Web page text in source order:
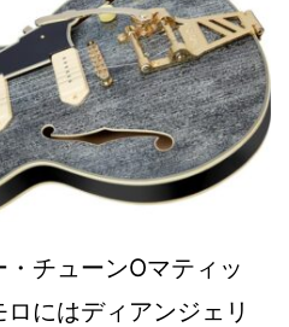
チューンOマティッ
にはディアンジェリ